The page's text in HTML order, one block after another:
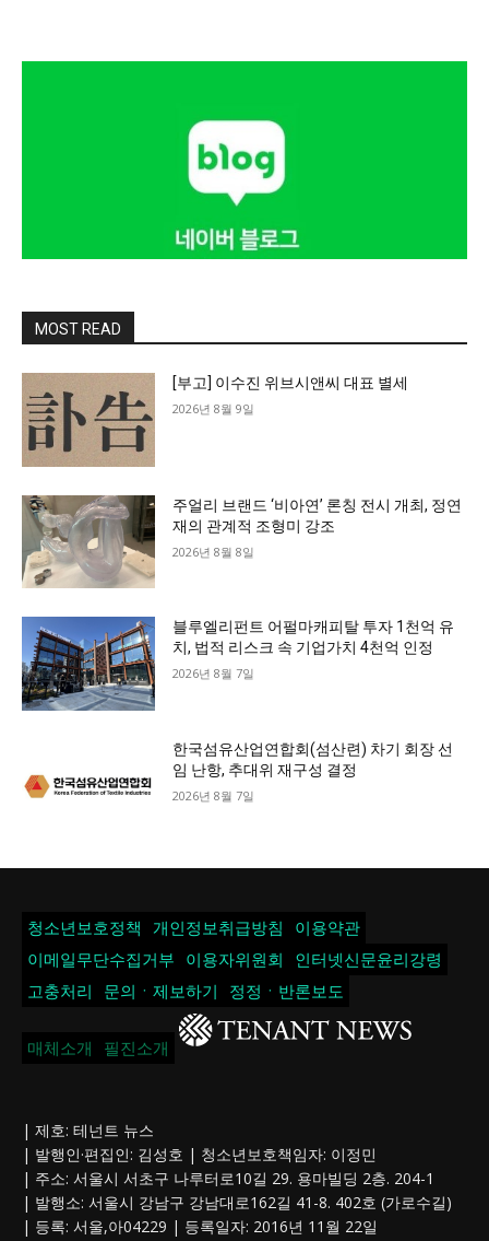
MOST READ
[부고] 이수진 위브시앤씨 대표 별세
2026년 8월 9일
주얼리 브랜드 ‘비아연’ 론칭 전시 개최, 정연
재의 관계적 조형미 강조
2026년 8월 8일
블루엘리펀트 어펄마캐피탈 투자 1천억 유
치, 법적 리스크 속 기업가치 4천억 인정
2026년 8월 7일
한국섬유산업연합회(섬산련) 차기 회장 선
임 난항, 추대위 재구성 결정
2026년 8월 7일
청소년보호정책 개인정보취급방침
이용약관
이메일무단수집거부
이용자위원회
인터넷신문윤리강령
고충처리
문의ㆍ제보하기 정정ㆍ반론보도
매체소개 필진소개
| 제호: 테넌트 뉴스
| 발행인·편집인: 김성호 | 청소년보호책임자: 이정민
| 주소: 서울시 서초구 나루터로10길 29. 용마빌딩 2층. 204-1
| 발행소: 서울시 강남구 강남대로162길 41-8. 402호 (가로수길)
| 등록: 서울,아04229 | 등록일자: 2016년 11월 22일